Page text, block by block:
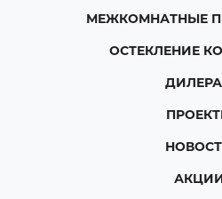
МЕЖКОМНАТНЫЕ
ОСТЕКЛЕНИЕ